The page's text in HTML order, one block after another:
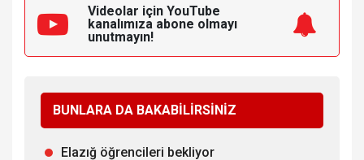
Videolar için YouTube
kanalımıza abone olmayı
unutmayın!
BUNLARA DA BAKABİLİRSİNİZ
Elazığ öğrencileri bekliyor